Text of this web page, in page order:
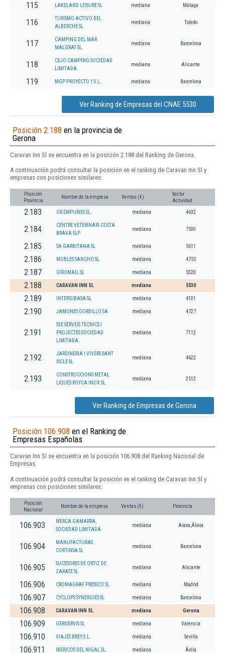
115 LAKELAND LEISURE SL mediana Málaga
116
TURISMO ACTIVO DEL
ALBERCHE SL.
mediana Toledo
117
CAMPING DEL MAR
MALGRAT SL.
mediana Barcelona
118
CEJO CAMPING SOCIEDAD
LIMITADA.
mediana Alicante
119 MGP PROYECTO 1 S.L. mediana Barcelona
Ver Ranking de Empresas del CNAE 5530
Posición 2.188 en la provincia de
Gerona
Caravan Inn Sl se encuentra en la posición 2.188 del Ranking de Gerona.
A continuación podrá consultar la posición en el ranking de Caravan Inn Sl y
empresas con posiciones similares:
Posición
Provincia
Nombre de la empresa Ventas (€)
Sector
Actividad
2.183 OR EMPURIES SL. mediana 4632
2.184
CENTRE VETERINARI COSTA
BRAVA SLP
mediana 7500
2.185 SA GARBITANA SL. mediana 5611
2.186 MOBLES SANCHO SL mediana 4755
2.187 GIROMAIL SL mediana 5320
2.188 CARAVAN INN SL mediana 5530
2.189 INTERGIBASA SL mediana 4101
2.190 JAMONES GORDILLO SA mediana 4727
2.191
S3E SERVEIS TECNICS I
PROJECTES SOCIEDAD
LIMITADA.
mediana 7112
2.192
JARDINERIA I VIVERS SANT
ISCLE SL
mediana 4622
2.193
CONSTRUCCIONS METAL
LIQUES ROYCA INOX SL
mediana 2512
Ver Ranking de Empresas de Gerona
Posición 106.908 en el Ranking de
Empresas Españolas
Caravan Inn Sl se encuentra en la posición 106.908 del Ranking Nacional de
Empresas.
A continuación podrá consultar la posición en el ranking de Caravan Inn Sl y
empresas con posiciones similares:
Posición
Nacional
Nombre de la empresa Ventas (€) Provincia
106.903
MERCA GAMARRA,
SOCIEDAD LIMITADA.
mediana Arava,Álava
106.904
MANUFACTURAS
CORTINSA SL
mediana Barcelona
106.905
SUCESORES DE ORTIZ DE
ZARATE SL
mediana Alicante
106.906 CROMAGRAF PRESSCO SL mediana Madrid
106.907 CYCLOPS SYNERGIES SL mediana Barcelona
106.908 CARAVAN INN SL mediana Gerona
106.909 GERISERVIS SL mediana Valencia
106.910 VIAJES BREY S.L. mediana Sevilla
106.911 IBERICOS DEL NIGAL SL. mediana Ávila